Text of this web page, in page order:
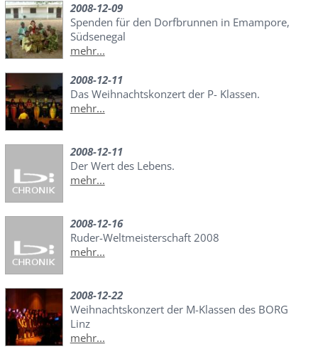
2008-12-09
Spenden für den Dorfbrunnen in Emampore,
Südsenegal
mehr...
2008-12-11
Das Weihnachtskonzert der P- Klassen.
mehr...
2008-12-11
Der Wert des Lebens.
mehr...
2008-12-16
Ruder-Weltmeisterschaft 2008
mehr...
2008-12-22
Weihnachtskonzert der M-Klassen des BORG
Linz
mehr...